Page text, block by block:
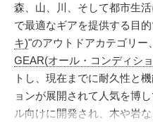
森、山、川、そして都市生
で最適なギアを提供する目
キ)"のアウトドアカテゴリー
GEAR(オール・コンディシ
トし、現在までに耐久性と
ョンが展開されて人気を博
ル向けに開発され、木や岩